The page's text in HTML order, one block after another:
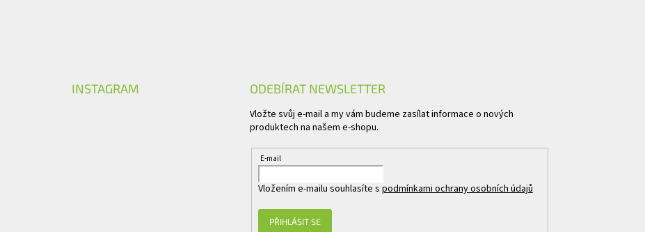
INSTAGRAM ODEBÍRAT NEWSLETTER
Vložte svůj e-mail a my vám budeme zasílat informace o nových
produktech na našem e-shopu.
E-mail
Vložením e-mailu souhlasíte s podmínkami ochrany osobních údajů
PŘIHLÁSIT SE